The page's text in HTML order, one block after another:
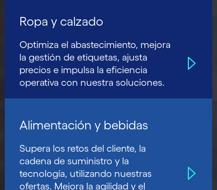
Ropa y calzado
Optimiza el abastecimiento, mejora
la gestión de etiquetas, ajusta
precios e impulsa la eficiencia
operativa con nuestra soluciones.
Alimentación y bebidas
Supera los retos del cliente, la
cadena de suministro y la
tecnología, utilizando nuestras
ofertas. Mejora la agilidad y el